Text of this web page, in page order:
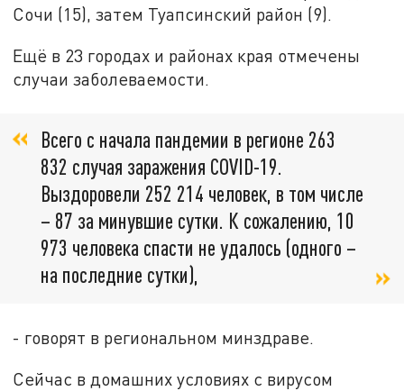
Сочи (15), затем Туапсинский район (9).
Ещё в 23 городах и районах края отмечены
случаи заболеваемости.
Всего с начала пандемии в регионе 263
832 случая заражения COVID-19.
Выздоровели 252 214 человек, в том числе
– 87 за минувшие сутки. К сожалению, 10
973 человека спасти не удалось (одного –
на последние сутки),
- говорят в региональном минздраве.
Сейчас в домашних условиях с вирусом